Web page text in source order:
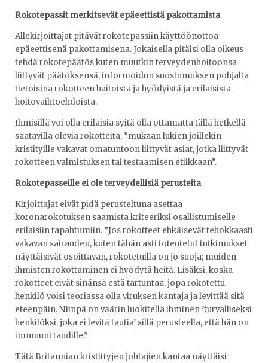
Rokotepassit merkitsevät epäeettistä pakottamista
Allekirjoittajat pitävät rokotepassiin käyttöönottoa
epäeettisenä pakottamisena. Jokaisella pitäisi olla oikeus
tehdä rokotepäätös kuten muutkin terveydenhoitoonsa
liittyvät päätöksensä, informoidun suostumuksen pohjalta
tietoisina rokotteen haitoista ja hyödyistä ja erilaisista
hoitovaihtoehdoista.
Ihmisillä voi olla erilaisia syitä olla ottamatta tällä hetkellä
saatavilla olevia rokotteita, ”mukaan lukien joillekin
kristityille vakavat omatuntoon liittyvät asiat, jotka liittyvät
rokotteen valmistuksen tai testaamisen etiikkaan”.
Rokotepasseille ei ole terveydellisiä perusteita
Kirjoittajat eivät pidä perusteltuna asettaa
koronarokotuksen saamista kriteeriksi osallistumiselle
erilaisiin tapahtumiin. ”Jos rokotteet ehkäisevät tehokkaasti
vakavan sairauden, kuten tähän asti toteutetut tutkimukset
näyttäisivät osoittavan, rokotetuilla on jo suoja; muiden
ihmisten rokottaminen ei hyödytä heitä. Lisäksi, koska
rokotteet eivät sinänsä estä tartuntaa, jopa rokotettu
henkilö voisi teoriassa olla viruksen kantaja ja levittää sitä
eteenpäin. Niinpä on väärin luokitella ihminen ’turvalliseksi
henkilöksi, joka ei levitä tautia’ sillä perusteella, että hän on
immuuni taudille.”
Tätä Britannian kristittyjen johtajien kantaa näyttäisi